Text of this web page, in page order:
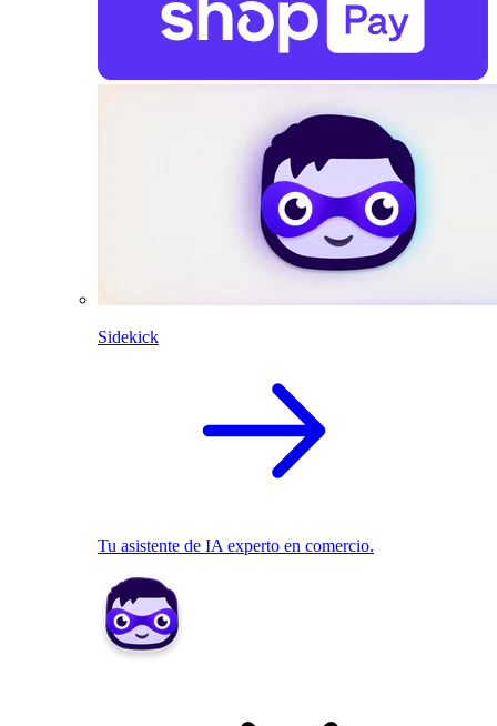
Sidekick
Tu asistente de IA experto en comercio.